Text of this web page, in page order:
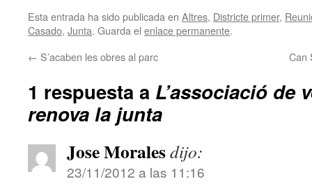
Esta entrada ha sido publicada en Altres, Districte primer,
Casado, Junta. Guarda el enlace permanente.
← S’acaben les obres al parc Can
1 respuesta a L’associació de
renova la junta
Jose Moralesdijo:
23/11/2012 a las 11:16